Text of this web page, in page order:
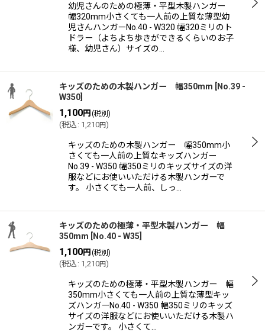
幼児さんのための極薄・平型木製ハンガー
幅320mm小さくても一人前の上質な薄型幼
児さんハンガーNo.40 - W320 幅320ミリのト
ドラー（よちよち歩きができるくらいのお子
様、幼児さん）サイズの…
キッズのための木製ハンガー 幅350mm [No.39 -
W350]
1,100円(税別)
(税込 : 1,210円)
キッズのための木製ハンガー 幅350mm小
さくても一人前の上質なキッズハンガー
No.39 - W350 幅350ミリのキッズサイズの洋
服などにお使いいただける木製ハンガーで
す。 小さくても一人前、しっ…
キッズのための極薄・平型木製ハンガー 幅
350mm [No.40 - W35]
1,100円(税別)
(税込 : 1,210円)
キッズのための極薄・平型木製ハンガー 幅
350mm小さくても一人前の上質な薄型キッ
ズハンガーNo.40 - W350 幅350ミリのキッズ
サイズの洋服などにお使いいただける木製ハ
ンガーです。 小さくて…